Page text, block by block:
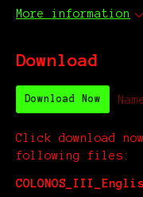
More information
Download
Download Now
Click download
following files: